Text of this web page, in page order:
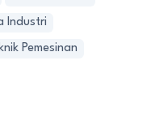
Industri
Pemesinan